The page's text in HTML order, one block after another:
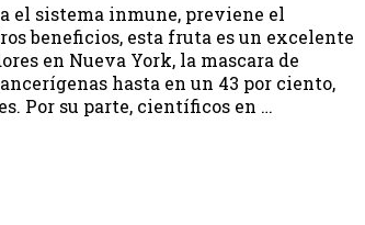
el sistema inmune, previene el
beneficios, esta fruta es un excelente
en Nueva York, la mascara de
hasta en un 43 por ciento,
Por su parte, científicos en …